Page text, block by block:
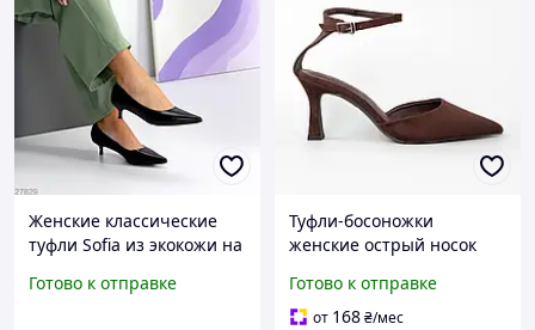
Женские классические
туфли Sofia из экокожи на
каблуке 4 см с острым
Готово к отправке
Туфли-босоножки
женские острый носок
Готово к отправке
от 168₴/мес